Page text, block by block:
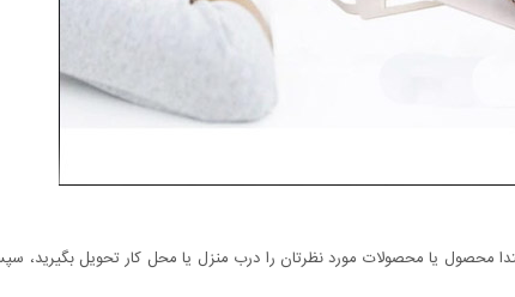
محصول یا محصولات مورد نظرتان را درب منزل یا محل کار تحویل بگیرید،